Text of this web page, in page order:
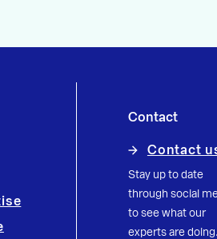
Contact
Contact
Stay up to date
through social
to see what our
experts are doing.